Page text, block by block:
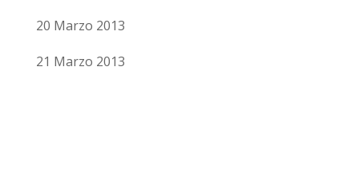
20 Marzo 2013
21 Marzo 2013